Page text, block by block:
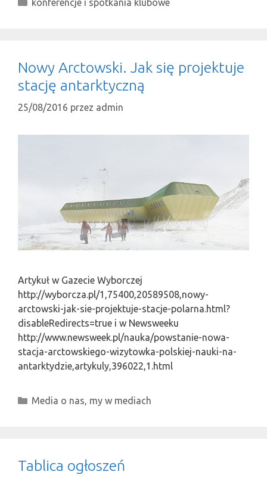
Nowy Arctowski. Jak się projektuje
stację antarktyczną
25/08/2016 przez admin
Artykuł w Gazecie Wyborczej
http://wyborcza.pl/1,75400,20589508,nowy-
arctowski-jak-sie-projektuje-stacje-polarna.html?
disableRedirects=true i w Newsweeku
http://www.newsweek.pl/nauka/powstanie-nowa-
stacja-arctowskiego-wizytowka-polskiej-nauki-na-
antarktydzie,artykuly,396022,1.html
Kategorie
Media o nas, my w mediach
Tablica ogłoszeń